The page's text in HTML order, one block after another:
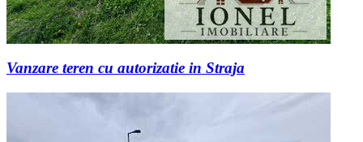
Vanzare teren cu autorizatie in Straja